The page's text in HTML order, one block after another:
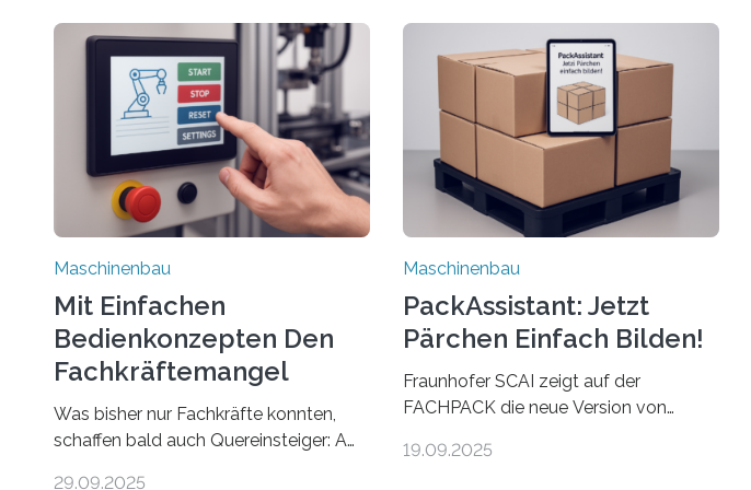
Maschinenbau
Mit Einfachen
Bedienkonzepten Den
Fachkräftemangel
Bekämpfen
Was bisher nur Fachkräfte konnten,
schaffen bald auch Quereinsteiger: Am
29.09.2025
Maschinenbau
PackAssistant: Jetzt
Pärchen Einfach Bilden!
Fraunhofer SCAI zeigt auf der
FACHPACK die neue Version von
weltweit nutzen die Software in den
19.09.2025